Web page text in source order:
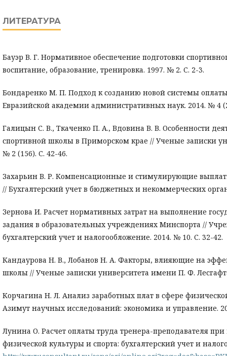
ЛИТЕРАТУРА
Бауэр В. Г. Нормативное обеспечение подготовки
воспитание, образование, тренировка. 1997. № 2. С. 2-3.
Бондаренко М. П. Подход к созданию новой системы
Евразийской академии административных наук. 2014. № 4
Галицын С. В., Ткаченко П. А., Вдовина В. В. Особенности
спортивной школы в Приморском крае // Ученые записки
№ 2 (156). С. 42-46.
Захарьин В. Р. Компенсационные и стимулирующие
// Бухгалтерский учет в бюджетных и некоммерческих
Зернова И. Расчет нормативных затрат на выполнение
задания в образовательных учреждениях Минспорта //
бухгалтерский учет и налогообложение. 2014. № 10. С. 32-42.
Кандаурова Н. В., Лобанов Н. А. Факторы, влияющие на
школы // Ученые записки университета имени П. Ф.
Корчагина Н. Л. Анализ заработных плат в сфере
Азимут научных исследований: экономика и управление.
Лунина О. Расчет оплаты труда тренера-преподавателя
физической культуры и спорта: бухгалтерский учет и